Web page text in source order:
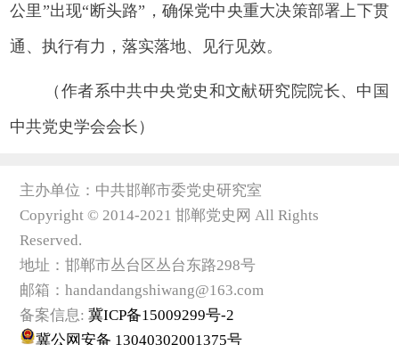
公里”出现“断头路”，确保党中央重大决策部署上下贯
通、执行有力，落实落地、见行见效。
（作者系中共中央党史和文献研究院院长、中国
中共党史学会会长）
主办单位：中共邯郸市委党史研究室
Copyright © 2014-2021 邯郸党史网 All Rights
Reserved.
地址：邯郸市丛台区丛台东路298号
邮箱：handandangshiwang@163.com
备案信息: 冀ICP备15009299号-2
冀公网安备 13040302001375号